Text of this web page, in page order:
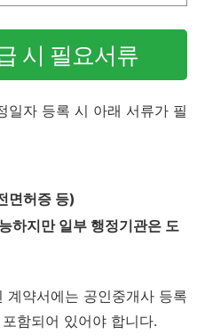
시 필요서류
일자 등록 시 아래 서류가 필
면허증 등)
하지만 일부 행정기관은 도
약서에는 공인중개사 등록
함되어 있어야 합니다.